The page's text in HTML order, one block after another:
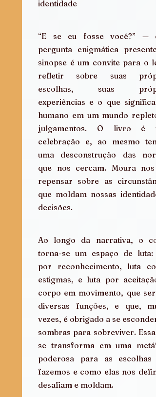
identidade
“E se eu fosse você?” —
pergunta enigmática
sinopse é um convite para o
refletir sobre suas
escolhas, suas
experiências e o que significa
humano em um mundo
julgamentos. O livro é
celebração e, ao mesmo
uma desconstrução das
que nos cercam. Moura nos
repensar sobre as
que moldam nossas
decisões.
Ao longo da narrativa, o
torna-se um espaço de luta:
por reconhecimento, luta
estigmas, e luta por
corpo em movimento, que
diversas funções, e que,
vezes, é obrigado a se esconder
sombras para sobreviver. Essa
se transforma em uma
poderosa para as escolhas
fazemos e como elas nos
desafiam e moldam.